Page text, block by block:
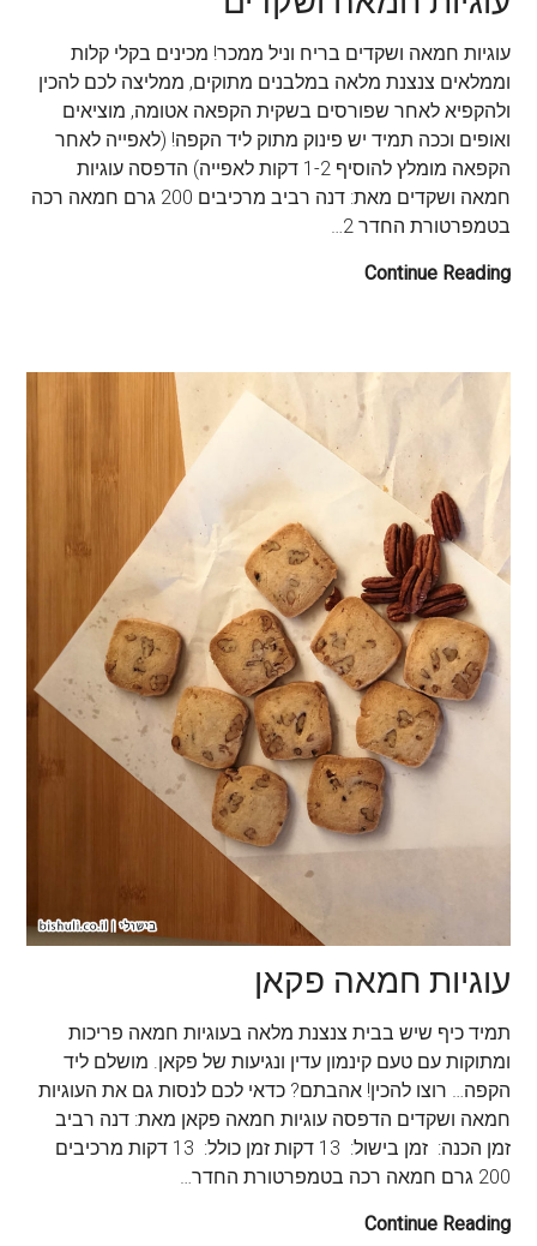
עוגיות חמאה ושקדים בריח וניל ממכר! מכינים בקלי קלות
וממלאים צנצנת מלאה במלבנים מתוקים, ממליצה לכם להכין
ולהקפיא לאחר שפורסים בשקית הקפאה אטומה, מוציאים
ואופים וככה תמיד יש פינוק מתוק ליד הקפה! (לאפייה לאחר
הקפאה מומלץ להוסיף 1-2 דקות לאפייה) הדפסה עוגיות
חמאה ושקדים מאת: דנה רביב מרכיבים 200 גרם חמאה רכה
בטמפרטורת החדר 2…
Continue Reading
עוגיות חמאה פקאן
תמיד כיף שיש בבית צנצנת מלאה בעוגיות חמאה פריכות
ומתוקות עם טעם קינמון עדין ונגיעות של פקאן. מושלם ליד
הקפה… רוצו להכין! אהבתם? כדאי לכם לנסות גם את העוגיות
חמאה ושקדים הדפסה עוגיות חמאה פקאן מאת: דנה רביב
זמן הכנה: זמן בישול: 13 דקות זמן כולל: 13 דקות מרכיבים
200 גרם חמאה רכה בטמפרטורת החדר…
Continue Reading